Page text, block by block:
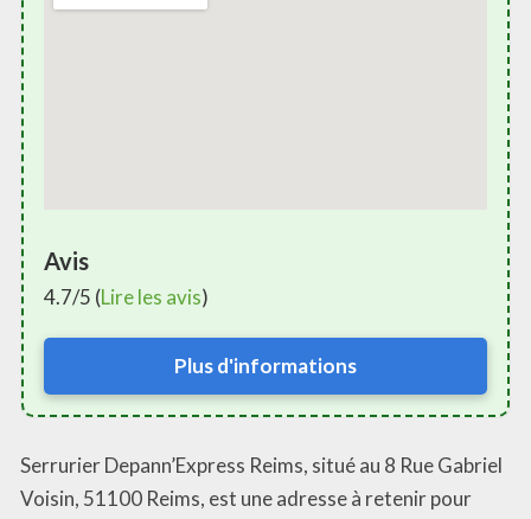
Avis
4.7/5 (Lire les avis)
Plus d'informations
Serrurier Depann’Express Reims, situé au 8 Rue Gabriel
Voisin, 51100 Reims, est une adresse à retenir pour